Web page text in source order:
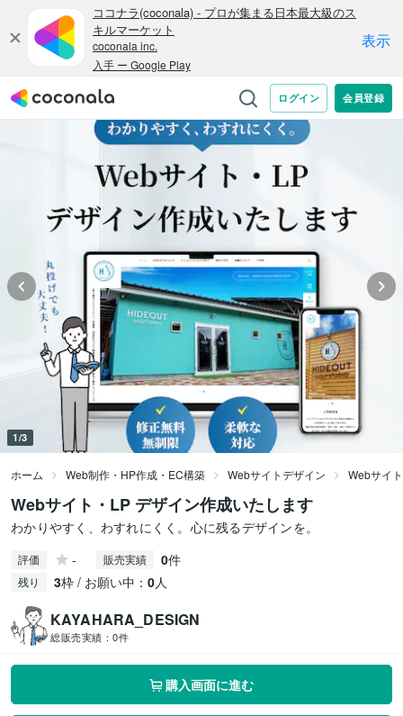
1/3
ホーム Web制作・HP作成・EC構築 Webサイトデザイン Webサイ
Webサイト・LP デザイン作成いたします
わかりやすく、わすれにくく。心に残るデザインを。
評価 - 販売実績 0件
残り 3枠 / お願い中： 0人
KAYAHARA_DESIGN
総販売実績： 0件
購入画面に進む